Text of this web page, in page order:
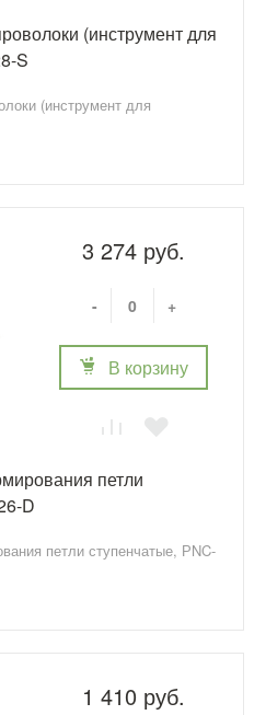
(инструмент для
S
(инструмент для
3 274 руб.
- +
В корзину
петли
D
петли ступенчатые, РNC-
1 410 руб.